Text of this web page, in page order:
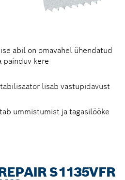
abil on omavahel ühendatud
painduv kere
lisab vastupidavust
ummistumist ja tagasilööke
S1135VFR